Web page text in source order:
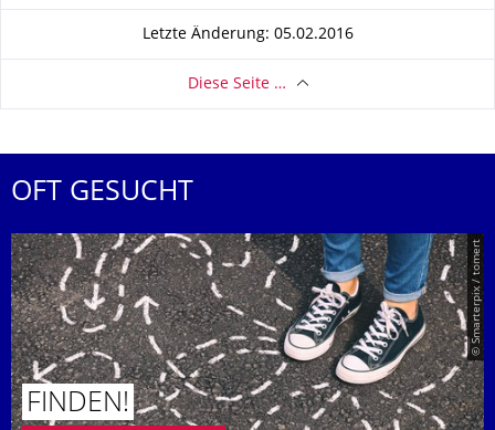
Letzte Änderung: 05.02.2016
Diese Seite …
OFT GESUCHT
© Smarterpix / tomert
FINDEN!